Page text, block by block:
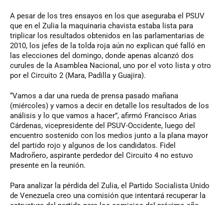
A pesar de los tres ensayos en los que aseguraba el PSUV
que en el Zulia la maquinaria chavista estaba lista para
triplicar los resultados obtenidos en las parlamentarias de
2010, los jefes de la tolda roja aún no explican qué falló en
las elecciones del domingo, donde apenas alcanzó dos
curules de la Asamblea Nacional, uno por el voto lista y otro
por el Circuito 2 (Mara, Padilla y Guajira).
“Vamos a dar una rueda de prensa pasado mañana
(miércoles) y vamos a decir en detalle los resultados de los
análisis y lo que vamos a hacer”, afirmó Francisco Arias
Cárdenas, vicepresidente del PSUV-Occidente, luego del
encuentro sostenido con los medios junto a la plana mayor
del partido rojo y algunos de los candidatos. Fidel
Madroñero, aspirante perdedor del Circuito 4 no estuvo
presente en la reunión.
Para analizar la pérdida del Zulia, el Partido Socialista Unido
de Venezuela creo una comisión que intentará recuperar la